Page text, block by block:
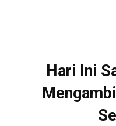
Hari Ini